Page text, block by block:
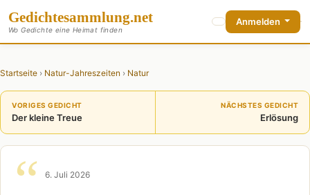
Gedichtesammlung.net
Wo Gedichte eine Heimat finden
Anmelden
Startseite › Natur-Jahreszeiten › Natur
VORIGES GEDICHT
Der kleine Treue
NÄCHSTES GEDICHT
Erlösung
6. Juli 2026